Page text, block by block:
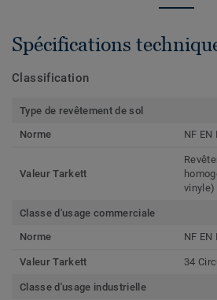
Spécifications
Classification
Type de revêtement de sol
Norme
NF EN
Valeur Tarkett
vinyle)
Classe d'usage commerciale
Norme
NF EN
Valeur Tarkett 34
Classe d'usage industrielle